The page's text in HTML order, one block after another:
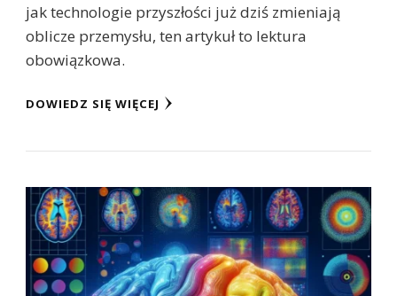
jak technologie przyszłości już dziś zmieniają
oblicze przemysłu, ten artykuł to lektura
obowiązkowa.
DOWIEDZ SIĘ WIĘCEJ